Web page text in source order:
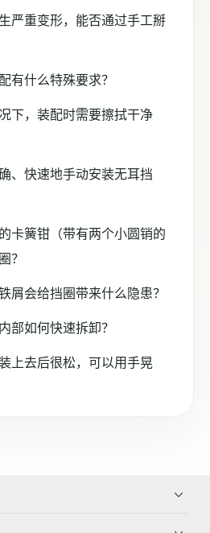
严重变形，能否通过手工掰
有什么特殊要求？
下，装配时需要擦拭干净
、快速地手动安装无耳挡
卡簧钳（带有两个小圆销的
？
屑会给挡圈带来什么隐患？
部如何快速拆卸？
上去后很松，可以用手晃